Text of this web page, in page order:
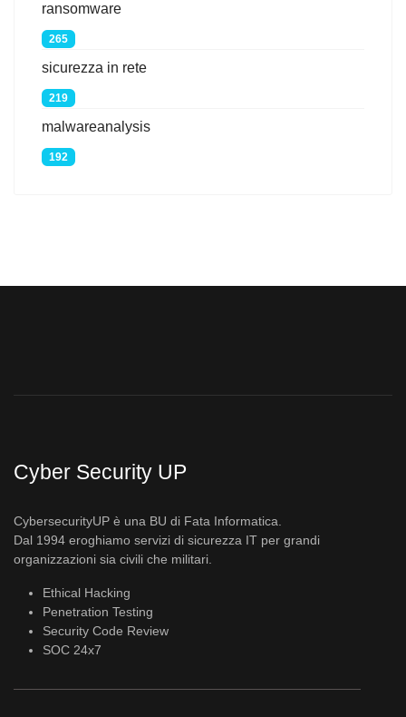
ransomware
265
sicurezza in rete
219
malwareanalysis
192
Cyber Security UP
CybersecurityUP è una BU di Fata Informatica.
Dal 1994 eroghiamo servizi di sicurezza IT per grandi
organizzazioni sia civili che militari.
Ethical Hacking
Penetration Testing
Security Code Review
SOC 24x7